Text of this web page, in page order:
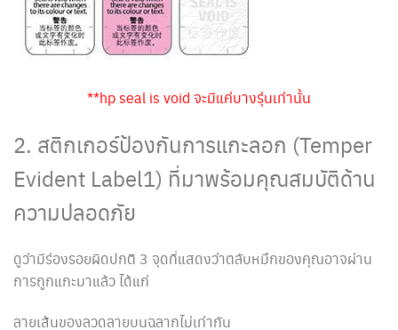
**hp seal is void จะมีแค่บางรุ่นเท่านั้น
2. สติกเกอร์ป้องกันการแกะลอก (Temper
Evident Label1) ที่มาพร้อมคุณสมบัติด้าน
ความปลอดภัย
ดูว่ามีร่องรอยผิดปกติ 3 จุดที่แสดงว่าตลับหมึกของคุณอาจผ่าน
การถูกแกะมาแล้ว ได้แก่
ลายเส้นของลวดลายบนฉลากไม่เท่ากัน